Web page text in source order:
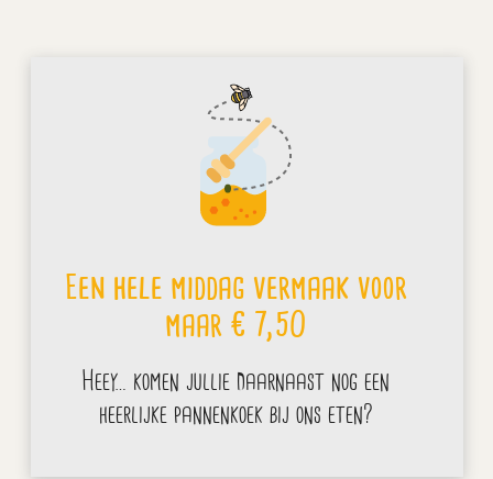
Een hele middag vermaak voor
maar € 7,50
Heey… komen jullie daarnaast nog een
heerlijke pannenkoek bij ons eten?